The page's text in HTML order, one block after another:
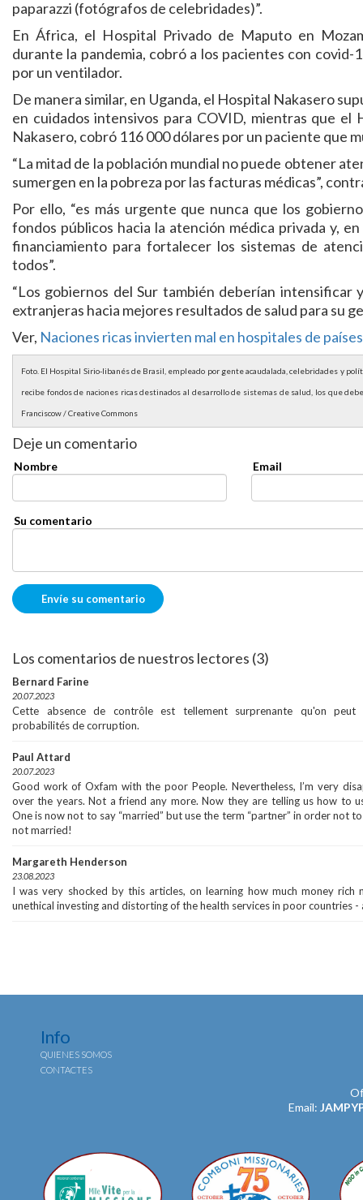
paparazzi (fotógrafos de celebridades)”.
En África, el Hospital Privado de Maputo en
durante la pandemia, cobró a los pacientes con
por un ventilador.
De manera similar, en Uganda, el Hospital Nakasero
en cuidados intensivos para COVID, mientras que
Nakasero, cobró 116 000 dólares por un paciente que
“La mitad de la población mundial no puede obtener
sumergen en la pobreza por las facturas médicas”,
Por ello, “es más urgente que nunca que los
fondos públicos hacia la atención médica privada y,
financiamiento para fortalecer los sistemas de
todos”.
“Los gobiernos del Sur también deberían intensificar
extranjeras hacia mejores resultados de salud para su
Ver, Naciones ricas invierten mal en hospitales de
Foto. El Hospital Sirio-libanés de Brasil, empleado por gente acaudalada, celebridades y
recibe fondos de naciones ricas destinados al desarrollo de sistemas de salud, los que
Franciscow / Creative Commons
Deje un comentario
Nombre Email
Su comentario
Los comentarios de nuestros lectores (3)
Bernard Farine
20.07.2023
Cette absence de contrôle est tellement surprenante qu'on peut
probabilités de corruption.
Paul Attard
20.07.2023
Good work of Oxfam with the poor People. Nevertheless, I’m very
over the years. Not a friend any more. Now they are telling us how to
One is now not to say “married” but use the term “partner” in order not
not married!
Margareth Henderson
23.08.2023
I was very shocked by this articles, on learning how much money rich
unethical investing and distorting of the health services in poor countries
Info
QUIENES SOMOS
CONTACTES
Email: